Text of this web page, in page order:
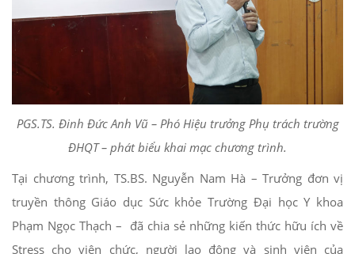
PGS.TS. Đinh Đức Anh Vũ – Phó Hiệu trưởng Phụ trách trường
ĐHQT – phát biểu khai mạc chương trình.
Tại chương trình, TS.BS. Nguyễn Nam Hà – Trưởng đơn vị
truyền thông Giáo dục Sức khỏe Trường Đại học Y khoa
Phạm Ngọc Thạch – đã chia sẻ những kiến thức hữu ích về
Stress cho viên chức, người lao động và sinh viên của